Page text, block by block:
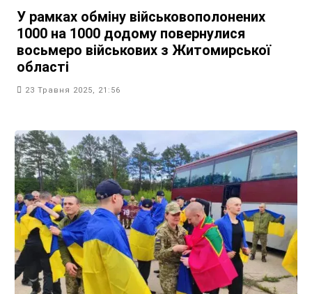
У рамках обміну військовополонених
1000 на 1000 додому повернулися
восьмеро військових з Житомирської
області
23 Травня 2025, 21:56